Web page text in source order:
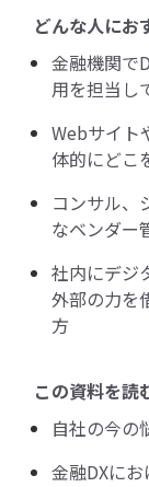
どんな人にお
金融機関で
用を担当し
Webサイト
体的にどこ
コンサル、
なベンダー
社内にデジ
外部の力を
方
この資料を読
自社の今の
金融DXに